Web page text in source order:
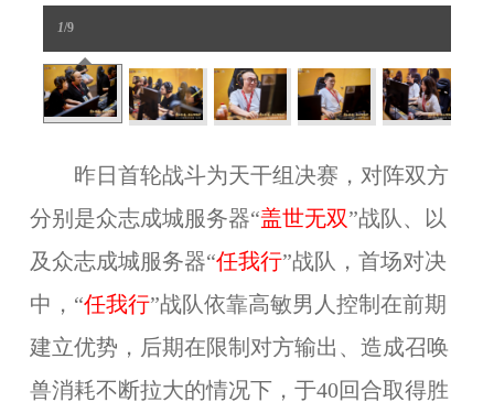
1/9
昨日首轮战斗为天干组决赛，对阵双方
分别是众志成城服务器“盖世无双”战队、以
及众志成城服务器“任我行”战队，首场对决
中，“任我行”战队依靠高敏男人控制在前期
建立优势，后期在限制对方输出、造成召唤
兽消耗不断拉大的情况下，于40回合取得胜